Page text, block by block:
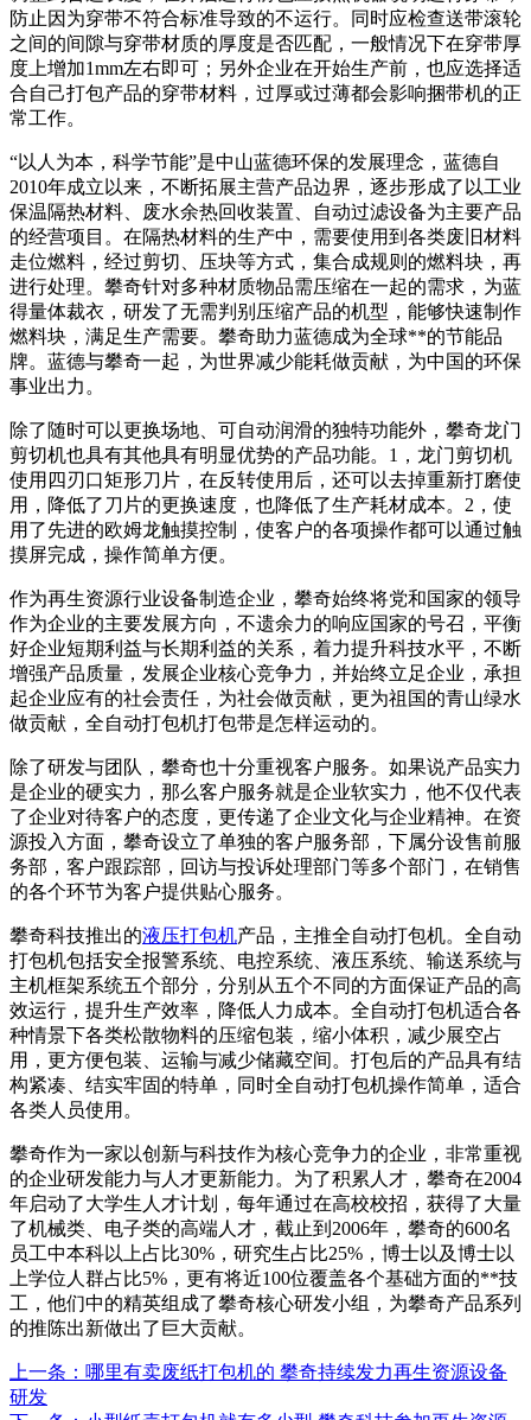
防止因为穿带不符合标准导致的不运行。同时应检查送带滚轮
之间的间隙与穿带材质的厚度是否匹配，一般情况下在穿带厚
度上增加1mm左右即可；另外企业在开始生产前，也应选择适
合自己打包产品的穿带材料，过厚或过薄都会影响捆带机的正
常工作。
“以人为本，科学节能”是中山蓝德环保的发展理念，蓝德自
2010年成立以来，不断拓展主营产品边界，逐步形成了以工业
保温隔热材料、废水余热回收装置、自动过滤设备为主要产品
的经营项目。在隔热材料的生产中，需要使用到各类废旧材料
走位燃料，经过剪切、压块等方式，集合成规则的燃料块，再
进行处理。攀奇针对多种材质物品需压缩在一起的需求，为蓝
得量体裁衣，研发了无需判别压缩产品的机型，能够快速制作
燃料块，满足生产需要。攀奇助力蓝德成为全球**的节能品
牌。蓝德与攀奇一起，为世界减少能耗做贡献，为中国的环保
事业出力。
除了随时可以更换场地、可自动润滑的独特功能外，攀奇龙门
剪切机也具有其他具有明显优势的产品功能。1，龙门剪切机
使用四刃口矩形刀片，在反转使用后，还可以去掉重新打磨使
用，降低了刀片的更换速度，也降低了生产耗材成本。2，使
用了先进的欧姆龙触摸控制，使客户的各项操作都可以通过触
摸屏完成，操作简单方便。
作为再生资源行业设备制造企业，攀奇始终将党和国家的领导
作为企业的主要发展方向，不遗余力的响应国家的号召，平衡
好企业短期利益与长期利益的关系，着力提升科技水平，不断
增强产品质量，发展企业核心竞争力，并始终立足企业，承担
起企业应有的社会责任，为社会做贡献，更为祖国的青山绿水
做贡献，全自动打包机打包带是怎样运动的。
除了研发与团队，攀奇也十分重视客户服务。如果说产品实力
是企业的硬实力，那么客户服务就是企业软实力，他不仅代表
了企业对待客户的态度，更传递了企业文化与企业精神。在资
源投入方面，攀奇设立了单独的客户服务部，下属分设售前服
务部，客户跟踪部，回访与投诉处理部门等多个部门，在销售
的各个环节为客户提供贴心服务。
攀奇科技推出的液压打包机产品，主推全自动打包机。全自动
打包机包括安全报警系统、电控系统、液压系统、输送系统与
主机框架系统五个部分，分别从五个不同的方面保证产品的高
效运行，提升生产效率，降低人力成本。全自动打包机适合各
种情景下各类松散物料的压缩包装，缩小体积，减少展空占
用，更方便包装、运输与减少储藏空间。打包后的产品具有结
构紧凑、结实牢固的特单，同时全自动打包机操作简单，适合
各类人员使用。
攀奇作为一家以创新与科技作为核心竞争力的企业，非常重视
的企业研发能力与人才更新能力。为了积累人才，攀奇在2004
年启动了大学生人才计划，每年通过在高校校招，获得了大量
了机械类、电子类的高端人才，截止到2006年，攀奇的600名
员工中本科以上占比30%，研究生占比25%，博士以及博士以
上学位人群占比5%，更有将近100位覆盖各个基础方面的**技
工，他们中的精英组成了攀奇核心研发小组，为攀奇产品系列
的推陈出新做出了巨大贡献。
上一条：哪里有卖废纸打包机的 攀奇持续发力再生资源设备
研发